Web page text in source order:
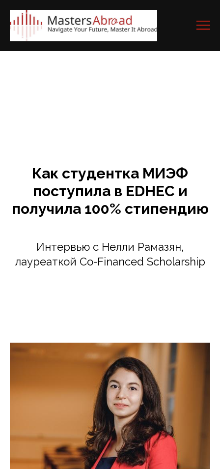
Как студентка МИЭФ
поступила в EDHEC и
получила 100% стипендию
Интервью с Нелли Рамазян,
лауреаткой Co-Financed Scholarship